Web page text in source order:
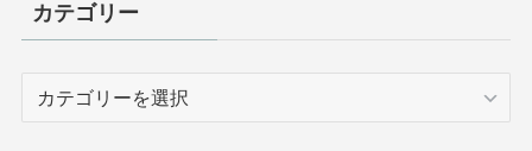
カテゴリー